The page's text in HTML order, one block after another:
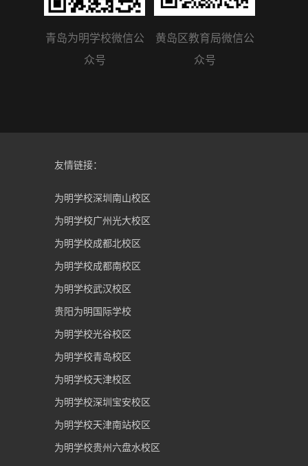
青岛为明学校微信公
众号
黄岛区教育局微信公
众号
友情链接：
为明学校深圳南山校区
为明学校广州光大校区
为明学校成都北校区
为明学校成都南校区
为明学校武汉校区
贵阳为明国际学校
为明学校光谷校区
为明学校青岛校区
为明学校天津校区
为明学校深圳宝安校区
为明学校天津南站校区
为明学校贵州六盘水校区